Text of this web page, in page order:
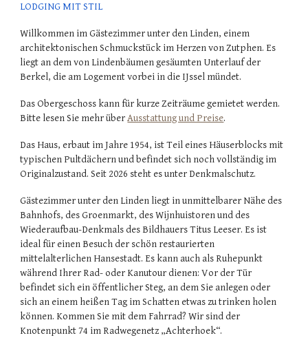
LODGING MIT STIL
Willkommen im Gästezimmer unter den Linden, einem
architektonischen Schmuckstück im Herzen von Zutphen. Es
liegt an dem von Lindenbäumen gesäumten Unterlauf der
Berkel, die am Logement vorbei in die IJssel mündet.
Das Obergeschoss kann für kurze Zeiträume gemietet werden.
Bitte lesen Sie mehr überAusstattung und Preise.
Das Haus, erbaut im Jahre 1954, ist Teil eines Häuserblocks mit
typischen Pultdächern und befindet sich noch vollständig im
Originalzustand. Seit 2026 steht es unter Denkmalschutz.
Gästezimmer unter den Linden liegt in unmittelbarer Nähe des
Bahnhofs, des Groenmarkt, des Wijnhuistoren und des
Wiederaufbau-Denkmals des Bildhauers Titus Leeser. Es ist
ideal für einen Besuch der schön restaurierten
mittelalterlichen Hansestadt. Es kann auch als Ruhepunkt
während Ihrer Rad- oder Kanutour dienen: Vor der Tür
befindet sich ein öffentlicher Steg, an dem Sie anlegen oder
sich an einem heißen Tag im Schatten etwas zu trinken holen
können. Kommen Sie mit dem Fahrrad? Wir sind der
Knotenpunkt 74 im Radwegenetz „Achterhoek“.